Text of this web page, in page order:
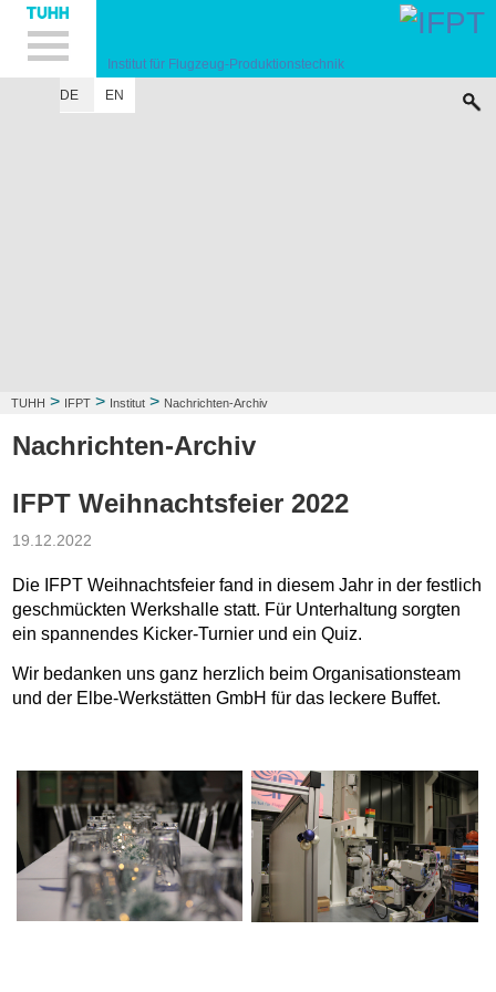
Hauptnavigation
Unternavigation
Inhalt
Suche
Institut für Flugzeug-Produktionstechnik
DE
EN
TUHH > IFPT > Institut > Nachrichten-Archiv
Nachrichten-Archiv
IFPT Weihnachtsfeier 2022
19.12.2022
Die IFPT Weihnachtsfeier fand in diesem Jahr in der festlich
geschmückten Werkshalle statt. Für Unterhaltung sorgten
ein spannendes Kicker-Turnier und ein Quiz.
Wir bedanken uns ganz herzlich beim Organisationsteam
und der Elbe-Werkstätten GmbH für das leckere Buffet.